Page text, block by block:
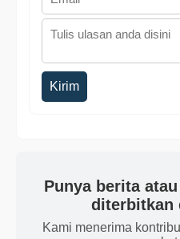
Kirim
Punya berita
diterbitkan
Kami menerima